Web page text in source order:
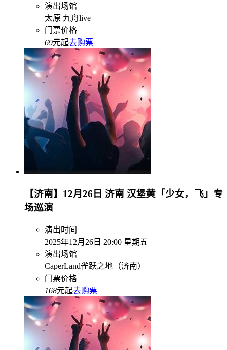
演出场馆
太原 九舟live
门票价格
69元起去购票
【济南】12月26日 济南 汉堡黄「少女，飞」专
场巡演
演出时间
2025年12月26日 20:00 星期五
演出场馆
CaperLand雀跃之地（济南）
门票价格
168元起去购票